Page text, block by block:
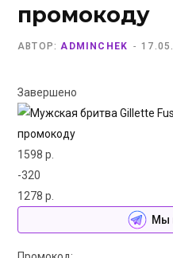
промокоду
АВТОР: ADMINCHEK
Завершено
1598 р.
-320
1278 р.
Мы